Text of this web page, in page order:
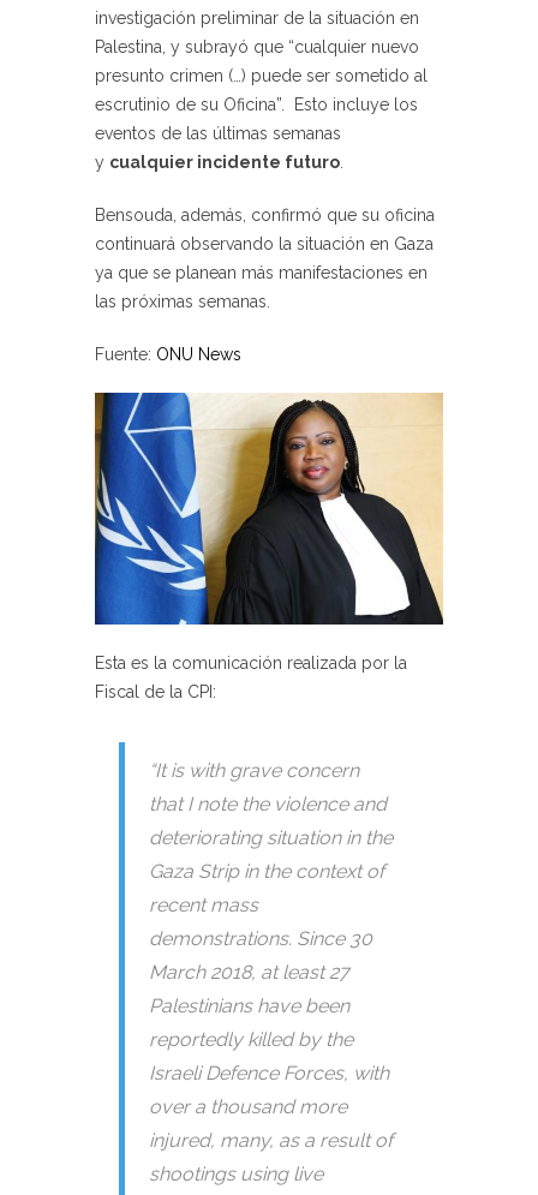
investigación preliminar de la situación en
Palestina, y subrayó que “cualquier nuevo
presunto crimen (…) puede ser sometido al
escrutinio de su Oficina”. Esto incluye los
eventos de las últimas semanas
y cualquier incidente futuro
Bensouda, además, confirmó que su oficina
continuará observando la situación en Gaza
ya que se planean más manifestaciones en
las próximas semanas.
Fuente: ONU News
Esta es la comunicación realizada por la
Fiscal de la CPI:
“It is with grave concern
that I note the violence and
deteriorating situation in the
Gaza Strip in the context of
recent mass
demonstrations. Since 30
March 2018, at least 27
Palestinians have been
reportedly killed by the
Israeli Defence Forces, with
over a thousand more
injured, many, as a result of
shootings using live